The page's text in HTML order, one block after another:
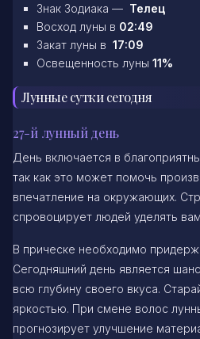
Знак Зодиака — Телец
Восход луны в 02:49
Закат луны в 17:09
Освещенность луны 11%
Лунные сутки сегодня
27-й лунный день
День включается в
так как это может помочь
впечатление на окружающих.
спровоцирует людей уделять
В прическе необходимо
Сегодняшний день является
всю глубину своего вкуса.
яркостью. При смене волос
прогнозирует улучшение